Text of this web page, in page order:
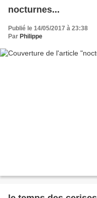
nocturnes...
Publié le 14/05/2017 à 23:38
Par Philippe